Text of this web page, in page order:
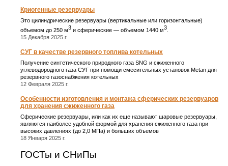
Криогенные резервуары
Это цилиндрические резервуары (вертикальные или горизонтальные)
объемом до 250 м3 и сферические ― объемом 1440 м3
15 Декабря 2025 г.
СУГ в качестве резервного топлива котельных
Получение синтетического природного газа SNG и сжиженного
углеводородного газа СУГ при помощи смесительных установок Metan для
резервного газоснабжения котельных
12 Февраля 2025 г.
Особенности изготовления и монтажа сферических резервуаров
для хранения сжиженного газа
Сферические резервуары, или как их еще называют шаровые резервуары,
являются наиболее удобной формой для хранения сжиженного газа при
высоких давлениях (до 2,0 МПа) и больших объемов
18 Января 2025 г.
ГОСТы и СНиПы